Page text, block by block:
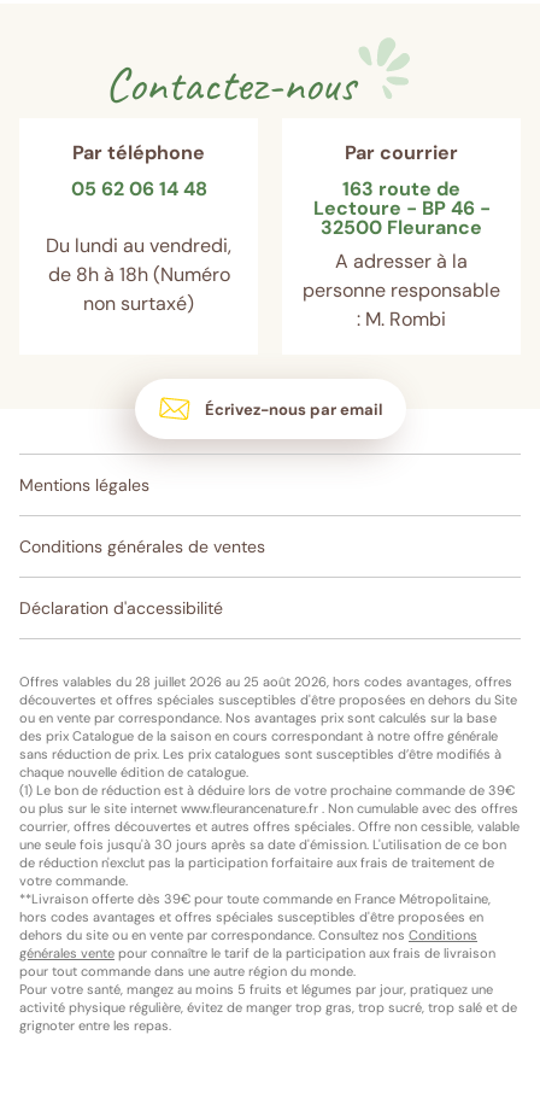
Contactez-nous
Par téléphone
05 62 06 14 48
Du lundi au vendredi,
de 8h à 18h (Numéro
non surtaxé)
Par courrier
163 route de
Lectoure - BP 46 -
32500 Fleurance
A adresser à la
personne responsable
: M. Rombi
Écrivez-nous par email
Mentions légales
Conditions générales de ventes
Déclaration d'accessibilité
Offres valables du 28 juillet 2026 au 25 août 2026, hors codes avantages, offres
découvertes et offres spéciales susceptibles d'être proposées en dehors du Site
ou en vente par correspondance. Nos avantages prix sont calculés sur la base
des prix Catalogue de la saison en cours correspondant à notre offre générale
sans réduction de prix. Les prix catalogues sont susceptibles d’être modifiés à
chaque nouvelle édition de catalogue.
(1) Le bon de réduction est à déduire lors de votre prochaine commande de 39€
ou plus sur le site internet www.fleurancenature.fr . Non cumulable avec des offres
courrier, offres découvertes et autres offres spéciales. Offre non cessible, valable
une seule fois jusqu'à 30 jours après sa date d'émission. L'utilisation de ce bon
de réduction n'exclut pas la participation forfaitaire aux frais de traitement de
votre commande.
**Livraison offerte dès 39€ pour toute commande en France Métropolitaine,
hors codes avantages et offres spéciales susceptibles d'être proposées en
dehors du site ou en vente par correspondance. Consultez nos Conditions
générales vente pour connaître le tarif de la participation aux frais de livraison
pour tout commande dans une autre région du monde.
Pour votre santé, mangez au moins 5 fruits et légumes par jour, pratiquez une
activité physique régulière, évitez de manger trop gras, trop sucré, trop salé et de
grignoter entre les repas.